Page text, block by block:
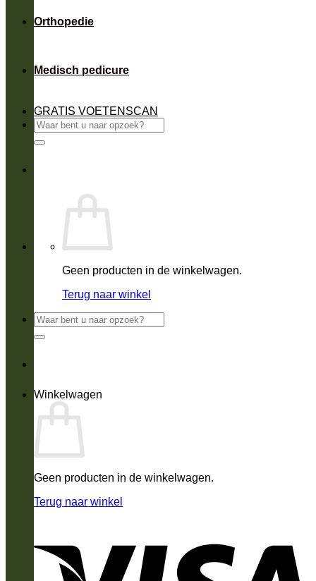
Orthopedie
Medisch pedicure
GRATIS VOETENSCAN
Zoeken
naar:
Geen producten in de winkelwagen.
Terug naar winkel
Zoeken
naar:
Winkelwagen
Geen producten in de winkelwagen.
Terug naar winkel